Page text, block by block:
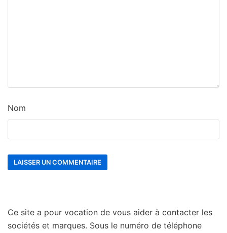
Nom
Ce site a pour vocation de vous aider à contacter les
sociétés et marques. Sous le numéro de téléphone